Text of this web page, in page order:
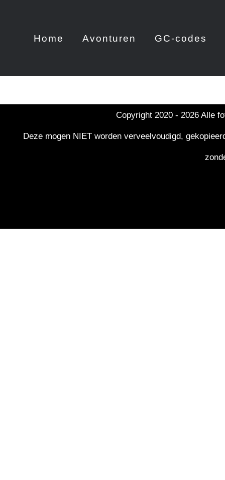
Home Avonturen GC-codes
Copyright 2020 - 2026 Alle
Deze mogen NIET worden verveelvoudigd,